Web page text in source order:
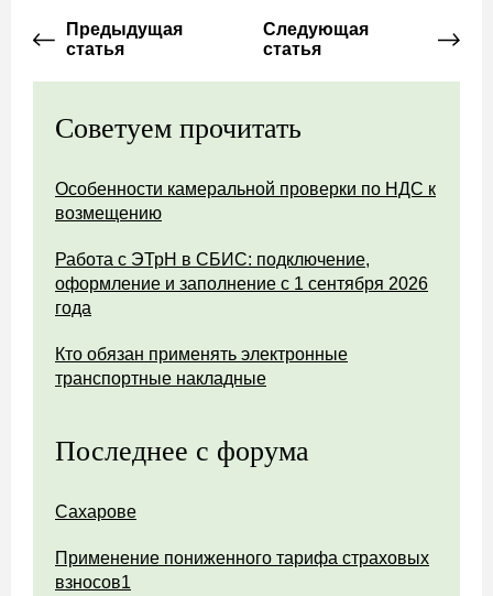
Предыдущая
статья
Следующая
статья
Советуем прочитать
Особенности камеральной проверки по НДС к
возмещению
Работа с ЭТрН в СБИС: подключение,
оформление и заполнение с 1 сентября 2026
года
Кто обязан применять электронные
транспортные накладные
Последнее с форума
Сахарове
Применение пониженного тарифа страховых
взносов1